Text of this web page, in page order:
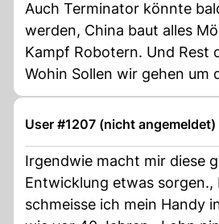
Auch Terminator könnte
werden, China baut alles
Kampf Robotern. Und Rest
Wohin Sollen wir gehen um
entkommen! ???
User #1207 (nicht angemeldet)
Irgendwie macht mir diese
Entwicklung etwas sorgen., Irgendwann
schmeisse ich mein Handy